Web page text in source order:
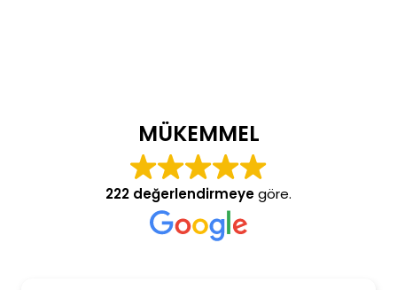
MÜKEMMEL
222 değerlendirmeyegöre.